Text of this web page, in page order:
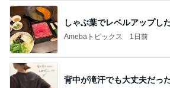
しゃぶ葉でレベルアップし
Amebaトピックス 1日前
背中が滝汗でも大丈夫だっ